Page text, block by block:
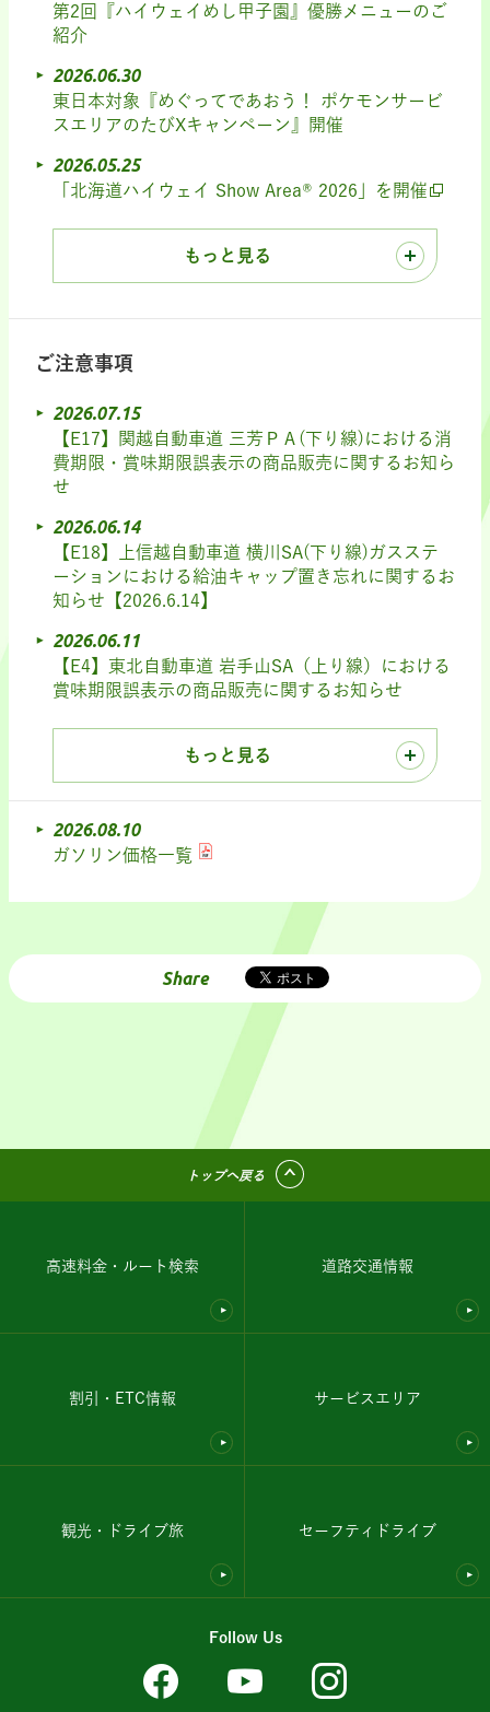
第2回『ハイウェイめし甲子園』優勝メニューのご
紹介
2026.06.30
東日本対象『めぐってであおう！ ポケモンサービ
スエリアのたびXキャンペーン』開催
2026.05.25
「北海道ハイウェイ Show Area® 2026」を開催
もっと見る
ご注意事項
2026.07.15
【E17】関越自動車道 三芳ＰＡ(下り線)における消
費期限・賞味期限誤表示の商品販売に関するお知ら
せ
2026.06.14
【E18】上信越自動車道 横川SA(下り線)ガスステ
ーションにおける給油キャップ置き忘れに関するお
知らせ【2026.6.14】
2026.06.11
【E4】東北自動車道 岩手山SA（上り線）における
賞味期限誤表示の商品販売に関するお知らせ
もっと見る
2026.08.10
ガソリン価格一覧
Share
トップへ戻る
高速料金・ルート検索 道路交通情報
割引・ETC情報 サービスエリア
観光・ドライブ旅 セーフティドライブ
Follow Us